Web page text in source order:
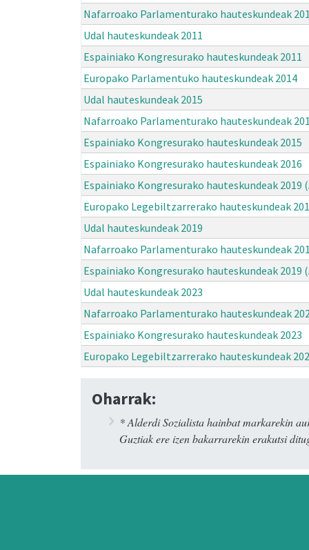
Nafarroako Parlamenturako hauteskundeak
Udal hauteskundeak 2011
Espainiako Kongresurako hauteskundeak 2011
Europako Parlamentuko hauteskundeak 2014
Udal hauteskundeak 2015
Nafarroako Parlamenturako hauteskundeak
Espainiako Kongresurako hauteskundeak 2015
Espainiako Kongresurako hauteskundeak 2016
Espainiako Kongresurako hauteskundeak 2019
Europako Legebiltzarrerako hauteskundeak
Udal hauteskundeak 2019
Nafarroako Parlamenturako hauteskundeak
Espainiako Kongresurako hauteskundeak 2019
Udal hauteskundeak 2023
Nafarroako Parlamenturako hauteskundeak
Espainiako Kongresurako hauteskundeak 2023
Europako Legebiltzarrerako hauteskundeak
Oharrak:
* Alderdi Sozialista hainbat markarekin
Guztiak ere izen bakarrarekin erakutsi